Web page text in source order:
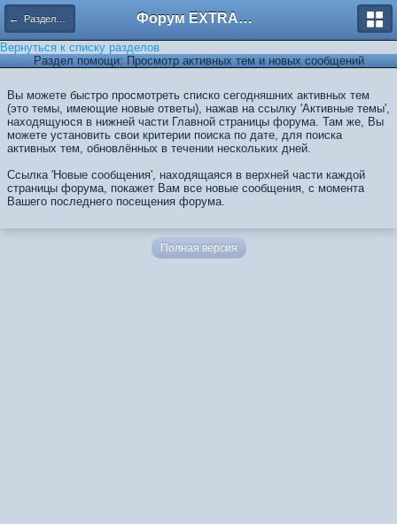
← Разделы помощи Форум EXTRACTOR.ru
Вернуться к списку разделов
Раздел помощи: Просмотр активных тем и новых сообщений
Вы можете быстро просмотреть списко сегодняшних активных тем
(это темы, имеющие новые ответы), нажав на ссылку 'Активные темы',
находящуюся в нижней части Главной страницы форума. Там же, Вы
можете установить свои критерии поиска по дате, для поиска
активных тем, обновлённых в течении нескольких дней.
Ссылка 'Новые сообщения', находящаяся в верхней части каждой
страницы форума, покажет Вам все новые сообщения, с момента
Вашего последнего посещения форума.
Полная версия